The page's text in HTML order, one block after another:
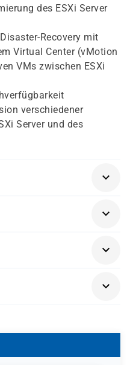
des ESXi Server
Recovery mit
Virtual Center (vMotion
VMs zwischen ESXi
verschiedener
Server und des
Windows
wir alternative